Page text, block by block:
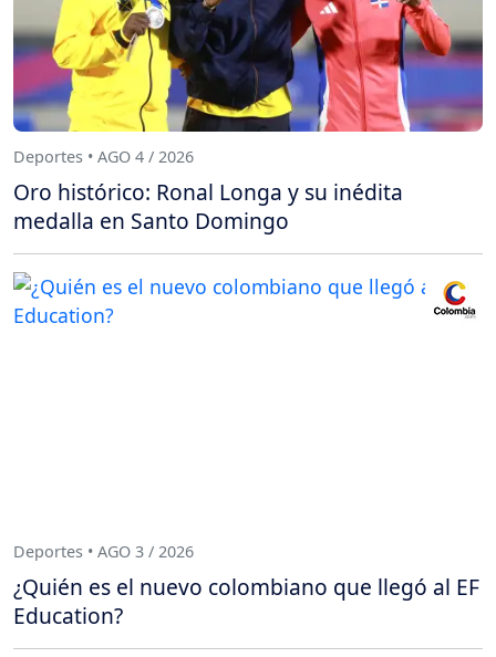
Deportes • AGO 4 / 2026
Oro histórico: Ronal Longa y su inédita
medalla en Santo Domingo
Deportes • AGO 3 / 2026
¿Quién es el nuevo colombiano que llegó al EF
Education?